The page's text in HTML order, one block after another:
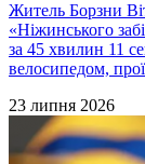
Житель Борзни
«Ніжинського
за 45 хвилин 11
велосипедом,
23 липня 2026